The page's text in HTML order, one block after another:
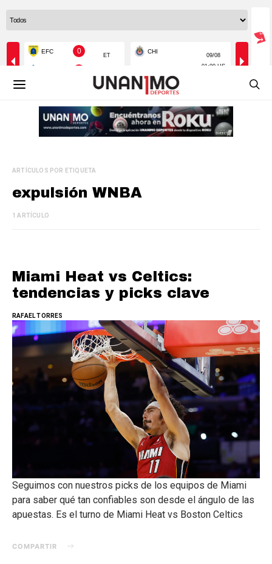
ARTÍCULOS POR ETIQUETA
expulsión WNBA
1 ARTÍCULO
Miami Heat vs Celtics:
tendencias y picks clave
RAFAEL TORRES
Seguimos con nuestros picks de los equipos de Miami
para saber qué tan confiables son desde el ángulo de las
apuestas. Es el turno de Miami Heat vs Boston Celtics
COMPARTIR